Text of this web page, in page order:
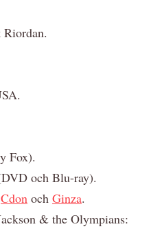
Fox).
och Blu-ray).
Cdon och Ginza.
& the Olympians: